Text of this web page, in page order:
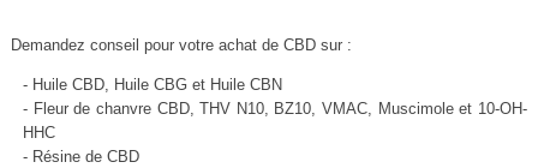
Demandez conseil pour votre achat de CBD sur :
- Huile CBD, Huile CBG et Huile CBN
- Fleur de chanvre CBD, THV N10, BZ10, VMAC, Muscimole et 10-OH-
HHC
- Résine de CBD